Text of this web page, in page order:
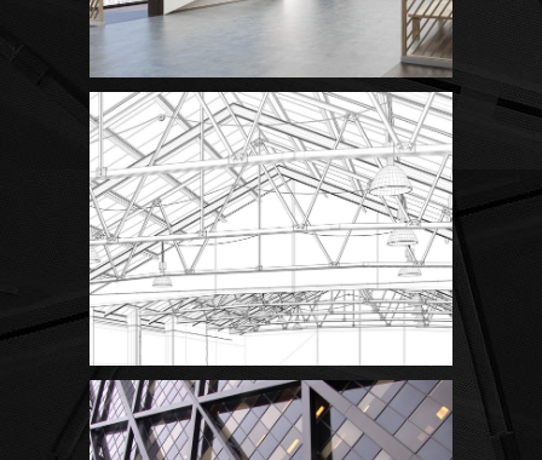
White Washed
Draw a line